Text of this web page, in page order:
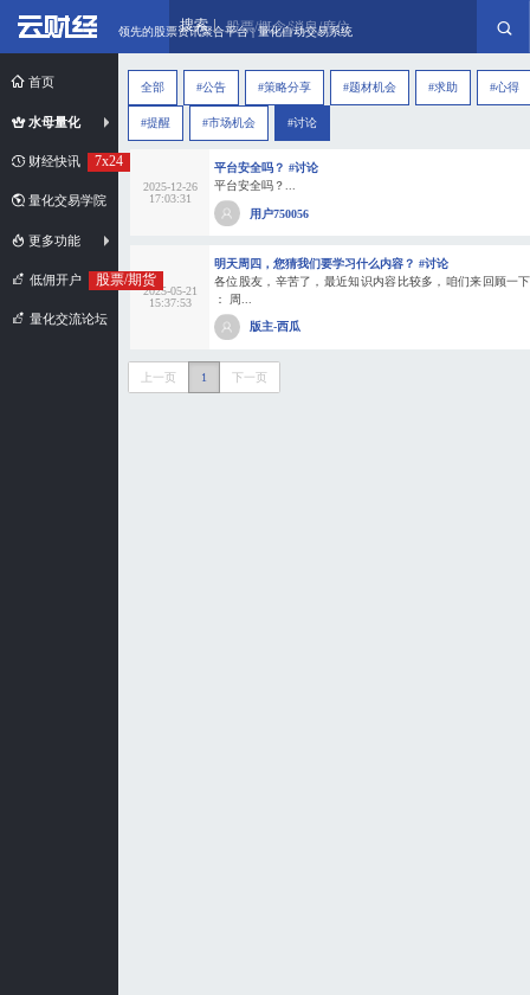
首页
水母量化
财经快讯 7x24
量化交易学院
更多功能
低佣开户 股票/期货
量化交流论坛
领先的股票资讯聚合平台 | 量化自动交易系统
搜索 股票/概念/消息/席位
全部 #公告 #策略分享 #题材机会 #求助 #心得
#提醒 #市场机会 #讨论
2025-12-26
17:03:31
平台安全吗？ #讨论
平台安全吗？...
用户750056
2025-05-21
15:37:53
明天周四，您猜我们要学习什么内容？ #讨论
各位股友，辛苦了，最近知识内容比较多，咱们来回顾一下
： 周...
版主-西瓜
上一页 1 下一页